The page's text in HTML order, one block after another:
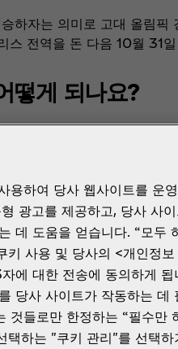
하자는 의미로 고대 올림
스 전역을 돈 다음 10월 31
떻게 되나요?
들이 저와 함께 전국 17
화대 점화를 끝내면, 저와
동안 계속 불타오르며, 올
행사인데요. 공연도 하고,
식 홈페이지에서 확인하실
용하여 당사 웹사이트를 운
광고를 제공하고, 당사 사
데 도움을 얻습니다. “모두
키 사용 및 당사의 <개인정보
에 대한 전송에 동의하게 됩
당사 사이트가 작동하는 데
것들로만 한정하는 “필수만
택하는 "쿠키 관리"를 선택하